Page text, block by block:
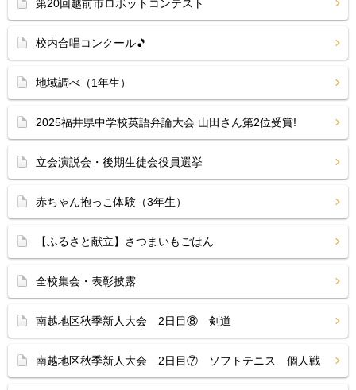
第20回越前市ロボットコンテスト
校内合唱コンクール🎵
地域調べ（1年生）
2025福井県中学校英語弁論大会 山田さん第2位受賞!
立会演説会・後期生徒会役員選挙
赤ちゃん抱っこ体験（3年生）
【ふるさと献立】さつまいもごはん
全校集会・表彰披露
南越地区秋季新人大会 2日目⑧ 剣道
南越地区秋季新人大会 2日目⑦ ソフトテニス 個人戦